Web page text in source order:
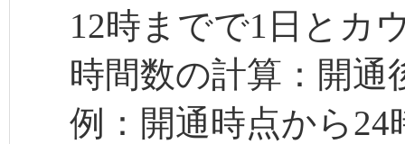
12時までで1日とカ
時間数の計算：開通
例：開通時点から24